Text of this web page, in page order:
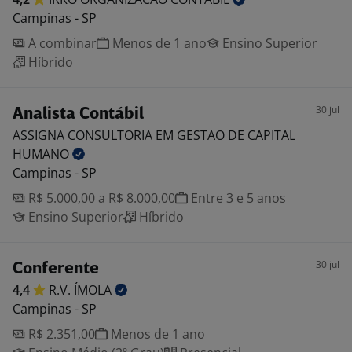
Campinas - SP
A combinar
Menos de 1 ano
Ensino Superior
Híbrido
Analista Contábil 30 jul
ASSIGNA CONSULTORIA EM GESTAO DE CAPITAL
HUMANO
Campinas - SP
R$ 5.000,00 a R$ 8.000,00
Entre 3 e 5 anos
Ensino Superior
Híbrido
Conferente 30 jul
4,4 R.V. ÍMOLA
Campinas - SP
R$ 2.351,00
Menos de 1 ano